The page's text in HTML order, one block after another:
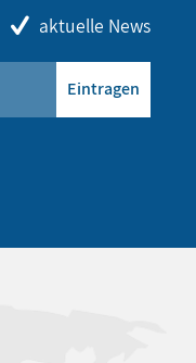
aktuelle News
Eintragen